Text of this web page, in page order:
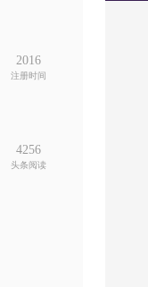
2016
注册时间
4256
头条阅读